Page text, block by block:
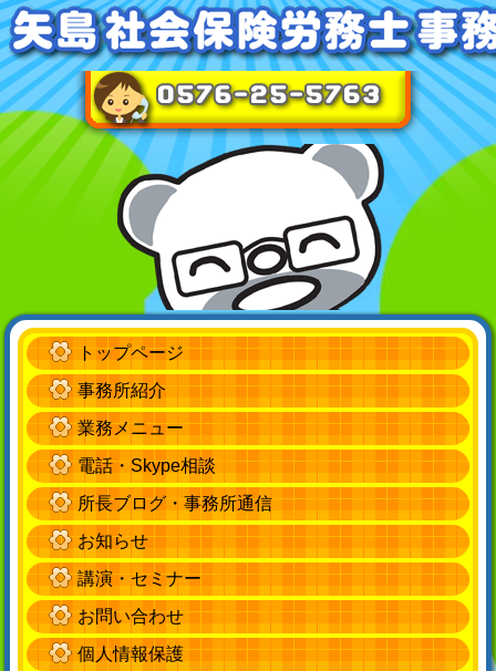
トップページ
事務所紹介
業務メニュー
電話・Skype相談
所長ブログ・事務所通信
お知らせ
講演・セミナー
お問い合わせ
個人情報保護